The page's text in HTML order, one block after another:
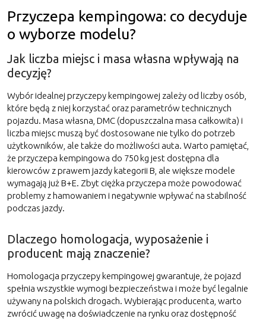
Przyczepa kempingowa: co decyduje
o wyborze modelu?
Jak liczba miejsc i masa własna wpływają na
decyzję?
Wybór idealnej przyczepy kempingowej zależy od liczby osób,
które będą z niej korzystać oraz parametrów technicznych
pojazdu. Masa własna, DMC (dopuszczalna masa całkowita) i
liczba miejsc muszą być dostosowane nie tylko do potrzeb
użytkowników, ale także do możliwości auta. Warto pamiętać,
że przyczepa kempingowa do 750 kg jest dostępna dla
kierowców z prawem jazdy kategorii B, ale większe modele
wymagają już B+E. Zbyt ciężka przyczepa może powodować
problemy z hamowaniem i negatywnie wpływać na stabilność
podczas jazdy.
Dlaczego homologacja, wyposażenie i
producent mają znaczenie?
Homologacja przyczepy kempingowej gwarantuje, że pojazd
spełnia wszystkie wymogi bezpieczeństwa i może być legalnie
używany na polskich drogach. Wybierając producenta, warto
zwrócić uwagę na doświadczenie na rynku oraz dostępność